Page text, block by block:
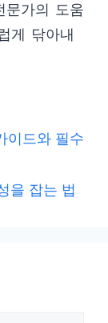
문가의 도움
게 닦아내
이드와 필수
을 잡는 법